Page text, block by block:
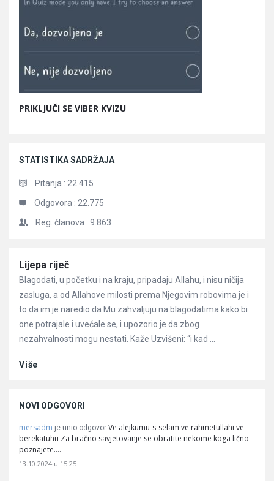
PRIKLJUČI SE VIBER KVIZU
STATISTIKA SADRŽAJA
Pitanja : 22.415
Odgovora : 22.775
Reg. članova : 9.863
Članci
Lijepa riječ
Blagodati, u početku i na kraju, pripadaju Allahu, i nisu ničija
zasluga, a od Allahove milosti prema Njegovim robovima je i
to da im je naredio da Mu zahvaljuju na blagodatima kako bi
one potrajale i uvećale se, i upozorio je da zbog
nezahvalnosti mogu nestati. Kaže Uzvišeni: “i kad ...
Više
NOVI ODGOVORI
mersadm je unio odgovor Ve alejkumu-s-selam ve rahmetullahi ve
berekatuhu Za bračno savjetovanje se obratite nekome koga lično
poznajete.…
13.10.2024 u 15:25